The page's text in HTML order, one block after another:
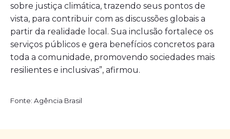
sobre justiça climática, trazendo seus pontos de
vista, para contribuir com as discussões globais a
partir da realidade local. Sua inclusão fortalece os
serviços públicos e gera benefícios concretos para
toda a comunidade, promovendo sociedades mais
resilientes e inclusivas”, afirmou.
Fonte: Agência Brasil